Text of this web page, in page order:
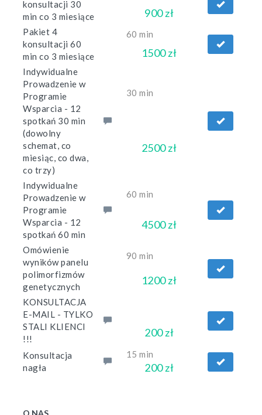
konsultacji 30
min co 3 miesiące
900 zł
Pakiet 4
konsultacji 60
min co 3 miesiące
60 min
1500 zł
Indywidualne
Prowadzenie w
Programie
Wsparcia - 12
spotkań 30 min
(dowolny
schemat, co
miesiąc, co dwa,
co trzy)
30 min
2500 zł
Indywidualne
Prowadzenie w
Programie
Wsparcia - 12
spotkań 60 min
60 min
4500 zł
Omówienie
wyników panelu
polimorfizmów
genetycznych
90 min
1200 zł
KONSULTACJA
E-MAIL - TYLKO
STALI KLIENCI
!!!
200 zł
Konsultacja
nagła
15 min
200 zł
O NAS